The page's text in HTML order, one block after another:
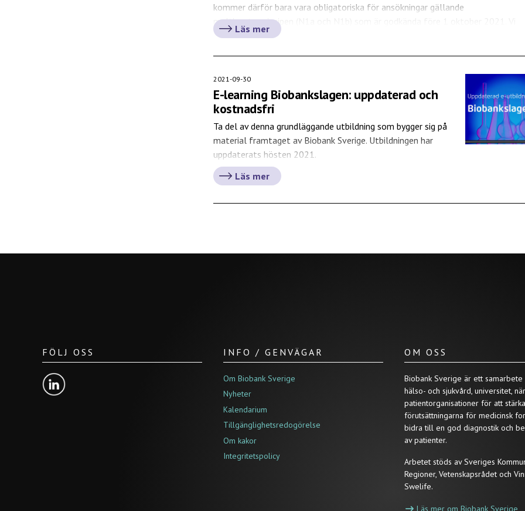
kommer därför bara vara obligatoriska för ansökningar gällande
multicenterprincipen (N1a och N1b) som är godkända före 1 oktober 2021. Vi
vill uppmana alla berörda […]
Läs mer
2021-09-30
E-learning Biobankslagen: uppdaterad och
kostnadsfri
Ta del av denna grundläggande utbildning som bygger sig på
material framtaget av Biobank Sverige. Utbildningen har
uppdaterats hösten 2021.
Läs mer
FÖLJ OSS INFO / GENVÄGAR
Om Biobank Sverige
Nyheter
Kalendarium
Tillgänglighetsredogörelse
Om kakor
Integritetspolicy
OM OSS
Biobank Sverige är ett
hälso- och sjukvård, universitet,
patientorganisationer för att stärka
förutsättningarna för medicinsk
bidra till en god diagnostik och
av patienter.
Arbetet stöds av Sveriges
Regioner, Vetenskapsrådet och
Swelife.
Läs mer om Biobank Sverige